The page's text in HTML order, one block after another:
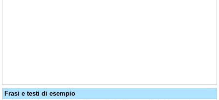
Frasi e testi di esempio